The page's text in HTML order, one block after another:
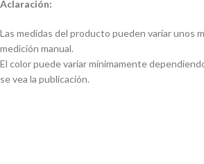
Aclaración:
Las medidas del producto pueden variar unos
medición manual.
El color puede variar mínimamente
se vea la publicación.